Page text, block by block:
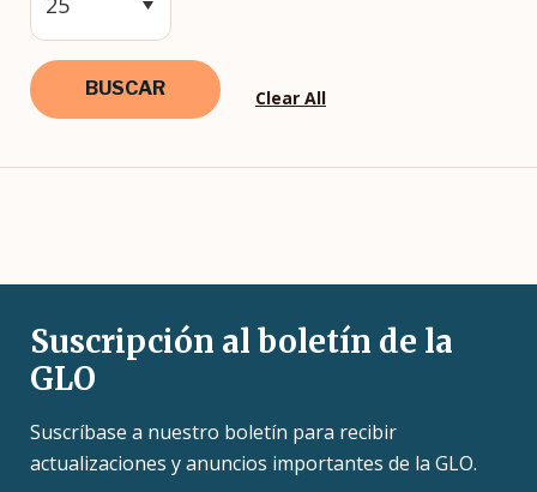
Clear All
Suscripción al boletín de la
GLO
Suscríbase a nuestro boletín para recibir
actualizaciones y anuncios importantes de la GLO.